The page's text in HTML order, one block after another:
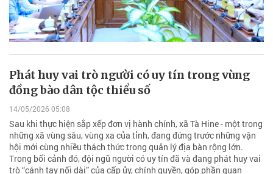
Phát huy vai trò người có uy tín trong vùng
đồng bào dân tộc thiểu số
14/05/2026 05:08
Sau khi thực hiện sắp xếp đơn vị hành chính, xã Tà Hine - một trong
những xã vùng sâu, vùng xa của tỉnh, đang đứng trước những vận
hội mới cùng nhiều thách thức trong quản lý địa bàn rộng lớn.
Trong bối cảnh đó, đội ngũ người có uy tín đã và đang phát huy vai
trò “cánh tay nối dài” của cấp ủy, chính quyền, góp phần quan